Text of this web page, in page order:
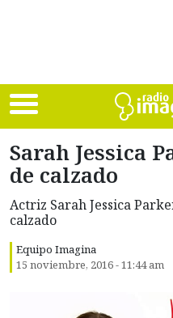
Sarah Jessica
de calzado
Actriz Sarah Jessica
calzado
Equipo Imagina
15 noviembre, 2016 - 11:44 am